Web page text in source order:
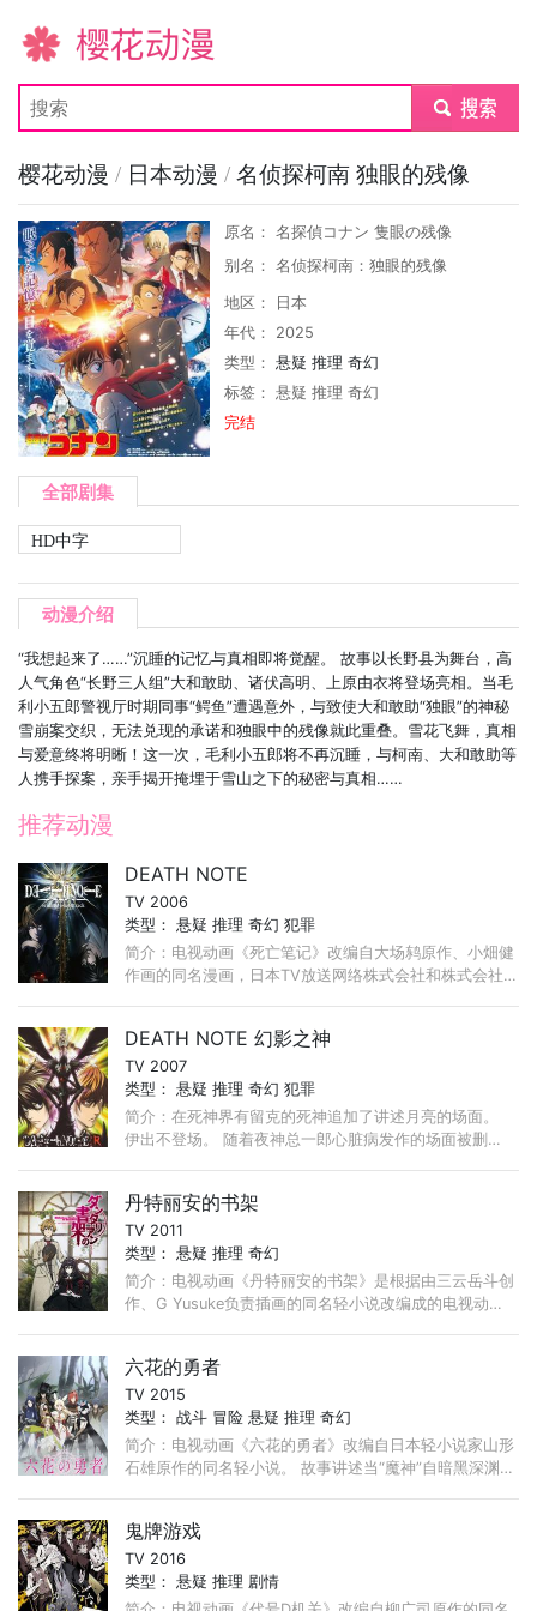
樱花动漫
submit
樱花动漫 / 日本动漫 / 名侦探柯南 独眼的残像
原名： 名探偵コナン 隻眼の残像
别名： 名侦探柯南：独眼的残像
地区： 日本
年代： 2025
类型：悬疑 推理 奇幻
标签：悬疑 推理 奇幻
完结
全部剧集
HD中字
动漫介绍
“我想起来了……”沉睡的记忆与真相即将觉醒。 故事以长野县为舞台，高
人气角色“长野三人组”大和敢助、诸伏高明、上原由衣将登场亮相。当毛
利小五郎警视厅时期同事“鳄鱼”遭遇意外，与致使大和敢助“独眼”的神秘
雪崩案交织，无法兑现的承诺和独眼中的残像就此重叠。雪花飞舞，真相
与爱意终将明晰！这一次，毛利小五郎将不再沉睡，与柯南、大和敢助等
人携手探案，亲手揭开掩埋于雪山之下的秘密与真相……
推荐动漫
DEATH NOTE
TV 2006
类型：悬疑 推理 奇幻 犯罪
简介：电视动画《死亡笔记》改编自大场鸫原作、小畑健
作画的同名漫画，日本TV放送网络株式会社和株式会社
DEATH NOTE 幻影之神
TV 2007
类型：悬疑 推理 奇幻 犯罪
简介：在死神界有留克的死神追加了讲述月亮的场面。
伊出不登场。 随着夜神总一郎心脏病发作的场面被删
丹特丽安的书架
TV 2011
类型：悬疑 推理 奇幻
简介：电视动画《丹特丽安的书架》是根据由三云岳斗创
作、G Yusuke负责插画的同名轻小说改编成的电视动
六花的勇者
TV 2015
类型：战斗 冒险 悬疑 推理 奇幻
简介：电视动画《六花的勇者》改编自日本轻小说家山形
石雄原作的同名轻小说。 故事讲述当“魔神”自暗黑深渊苏
鬼牌游戏
TV 2016
类型：悬疑 推理 剧情